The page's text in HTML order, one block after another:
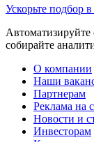
Ускорьте подбор
Автоматизируйте
собирайте
О компании
Наши
Партнерам
Реклама на
Новости и
Инвесторам